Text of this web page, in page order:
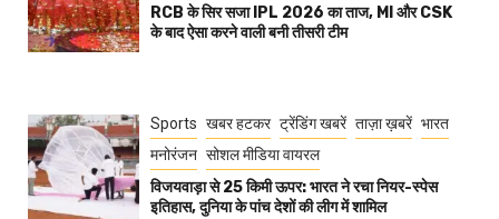
RCB के सिर सजा IPL 2026 का ताज, MI और CSK
के बाद ऐसा करने वाली बनी तीसरी टीम
Sports खबर हटकर ट्रेंडिंग खबरें ताज़ा ख़बरें भारत
मनोरंजन सोशल मीडिया वायरल
विजयवाड़ा से 25 किमी ऊपर: भारत ने रचा नियर-स्पेस
इतिहास, दुनिया के पांच देशों की लीग में शामिल